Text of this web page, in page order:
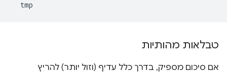
טבלאות מהותיות
אם סיכום מספיק, בדרך כלל עדיף (וזול יותר) להריץ